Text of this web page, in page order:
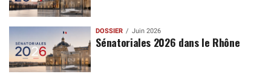
DOSSIER Juin 2026
Sénatoriales 2026 dans le Rhône